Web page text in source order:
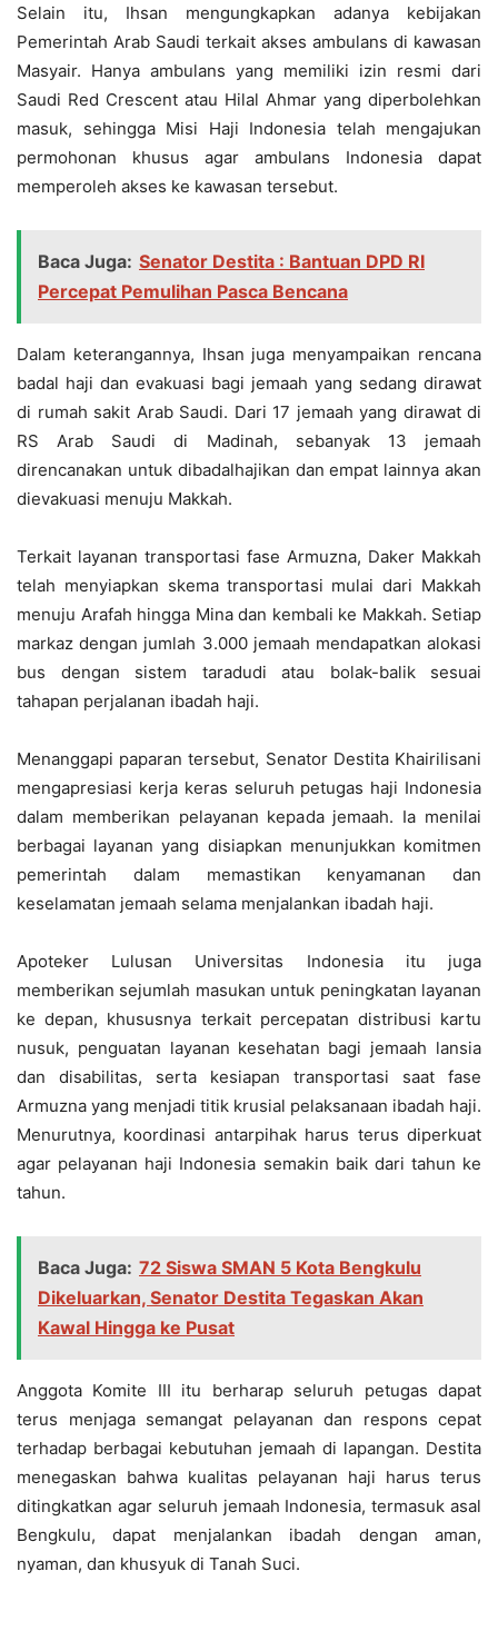
Selain itu, Ihsan mengungkapkan adanya kebijakan
Pemerintah Arab Saudi terkait akses ambulans di kawasan
Masyair. Hanya ambulans yang memiliki izin resmi dari
Saudi Red Crescent atau Hilal Ahmar yang diperbolehkan
masuk, sehingga Misi Haji Indonesia telah mengajukan
permohonan khusus agar ambulans Indonesia dapat
memperoleh akses ke kawasan tersebut.
Baca Juga: Senator Destita : Bantuan DPD RI
Percepat Pemulihan Pasca Bencana
Dalam keterangannya, Ihsan juga menyampaikan rencana
badal haji dan evakuasi bagi jemaah yang sedang dirawat
di rumah sakit Arab Saudi. Dari 17 jemaah yang dirawat di
RS Arab Saudi di Madinah, sebanyak 13 jemaah
direncanakan untuk dibadalhajikan dan empat lainnya akan
dievakuasi menuju Makkah.
Terkait layanan transportasi fase Armuzna, Daker Makkah
telah menyiapkan skema transportasi mulai dari Makkah
menuju Arafah hingga Mina dan kembali ke Makkah. Setiap
markaz dengan jumlah 3.000 jemaah mendapatkan alokasi
bus dengan sistem taradudi atau bolak-balik sesuai
tahapan perjalanan ibadah haji.
Menanggapi paparan tersebut, Senator Destita Khairilisani
mengapresiasi kerja keras seluruh petugas haji Indonesia
dalam memberikan pelayanan kepada jemaah. Ia menilai
berbagai layanan yang disiapkan menunjukkan komitmen
pemerintah dalam memastikan kenyamanan dan
keselamatan jemaah selama menjalankan ibadah haji.
Apoteker Lulusan Universitas Indonesia itu juga
memberikan sejumlah masukan untuk peningkatan layanan
ke depan, khususnya terkait percepatan distribusi kartu
nusuk, penguatan layanan kesehatan bagi jemaah lansia
dan disabilitas, serta kesiapan transportasi saat fase
Armuzna yang menjadi titik krusial pelaksanaan ibadah haji.
Menurutnya, koordinasi antarpihak harus terus diperkuat
agar pelayanan haji Indonesia semakin baik dari tahun ke
tahun.
Baca Juga: 72 Siswa SMAN 5 Kota Bengkulu
Dikeluarkan, Senator Destita Tegaskan Akan
Kawal Hingga ke Pusat
Anggota Komite III itu berharap seluruh petugas dapat
terus menjaga semangat pelayanan dan respons cepat
terhadap berbagai kebutuhan jemaah di lapangan. Destita
menegaskan bahwa kualitas pelayanan haji harus terus
ditingkatkan agar seluruh jemaah Indonesia, termasuk asal
Bengkulu, dapat menjalankan ibadah dengan aman,
nyaman, dan khusyuk di Tanah Suci.